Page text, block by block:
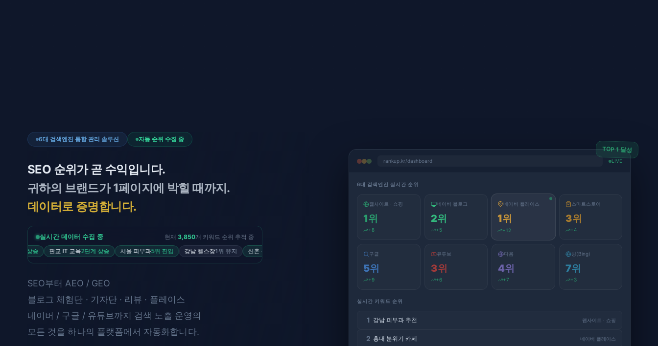
6대 검색엔진 통합 관리 솔루션 자동 순위 수집 중
SEO 순위가 곧 수익입니다.
귀하의 브랜드가 1페이지에 박힐 때까지.
데이터로 증명합니다.
실시간 데이터 수집 중 현재 3,852개 키워드 순위 추적 중
판교 IT 교육2단계 상승 서울 피부과5위 진입 강남 헬스장1위 유지 신촌 분위기4단계 상승 이태원 브런치 여의도 점심 압구정 네일 강남 맛집1위 유지
SEO부터 AEO / GEO
블로그 체험단 · 기자단 · 리뷰 · 플레이스
네이버 / 구글 / 유튜브까지 검색 노출 운영의
모든 것을 하나의 플랫폼에서 자동화합니다.
rankup.kr/dashboard LIVE
6대 검색엔진 실시간 순위
웹사이트 · 쇼핑
1위
+8
네이버 블로그
2위
+5
네이버 플레이스
1위
+12
스마트스토어
3위
+4
구글
5위
+9
유튜브
3위
+6
다음
4위
+7
빙(Bing)
7위
+3
실시간 키워드 순위
1 강남 피부과 추천 웹사이트 · 쇼핑
2 홍대 분위기 카페 네이버 플레이스
TOP 1 달성